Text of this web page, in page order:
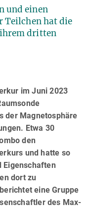
und einen
Teilchen hat die
ihrem dritten
im Juni 2023
der Magnetosphäre
Etwa 30
den
und hatte so
Eigenschaften
dort zu
eine Gruppe
des Max-